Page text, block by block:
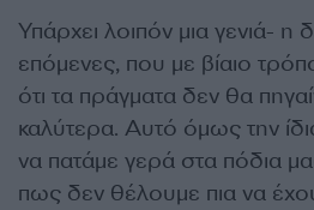
Υπάρχει λοιπόν μια γενιά- η
επόμενες, που με βίαιο
ότι τα πράγματα δεν θα
καλύτερα. Αυτό όμως την
να πατάμε γερά στα πόδια
πως δεν θέλουμε πια να